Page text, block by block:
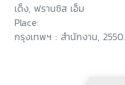
เด็ง, ฟรานซิส เอ็ม
Place:
กรุงเทพฯ : สำนักงาน, 2550.